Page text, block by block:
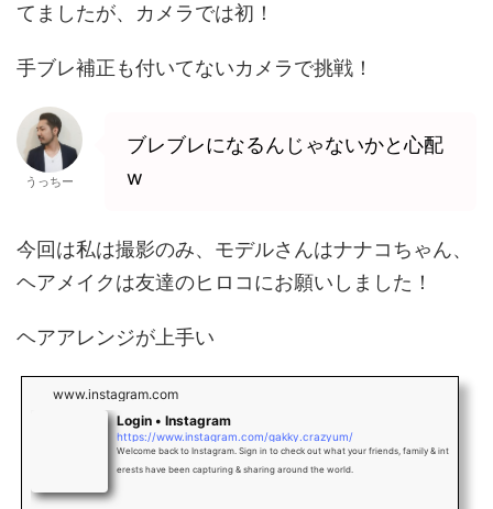
てましたが、カメラでは初！
手ブレ補正も付いてないカメラで挑戦！
うっちー
ブレブレになるんじゃないかと心配
w
今回は私は撮影のみ、モデルさんはナナコちゃん、
ヘアメイクは友達のヒロコにお願いしました！
ヘアアレンジが上手い
www.instagram.com
Login • Instagram
https://www.instagram.com/gakky.crazyum/
Welcome back to Instagram. Sign in to check out what your friends, family & int
erests have been capturing & sharing around the world.